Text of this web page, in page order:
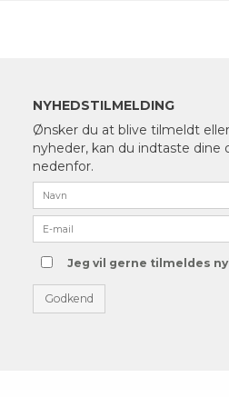
NYHEDSTILMELDING
Ønsker du at blive tilmeldt
nyheder, kan du indtaste dine
nedenfor.
Jeg vil gerne tilmeldes
Godkend